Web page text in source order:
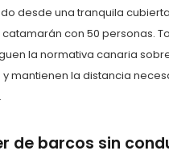
desde una tranquila
con 50 personas.
la normativa canaria
mantienen la distancia
de barcos sin